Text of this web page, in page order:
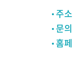
주소
문
홈페